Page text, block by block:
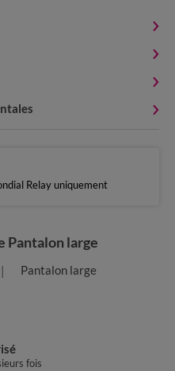
Relay uniquement
Pantalon large
Pantalon large
fois